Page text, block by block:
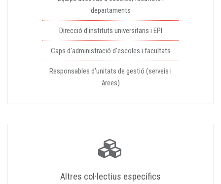
departaments
Direcció d'instituts universitaris i EPI
Caps d'administració d'escoles i facultats
Responsables d'unitats de gestió (serveis i
àrees)
Altres col·lectius específics